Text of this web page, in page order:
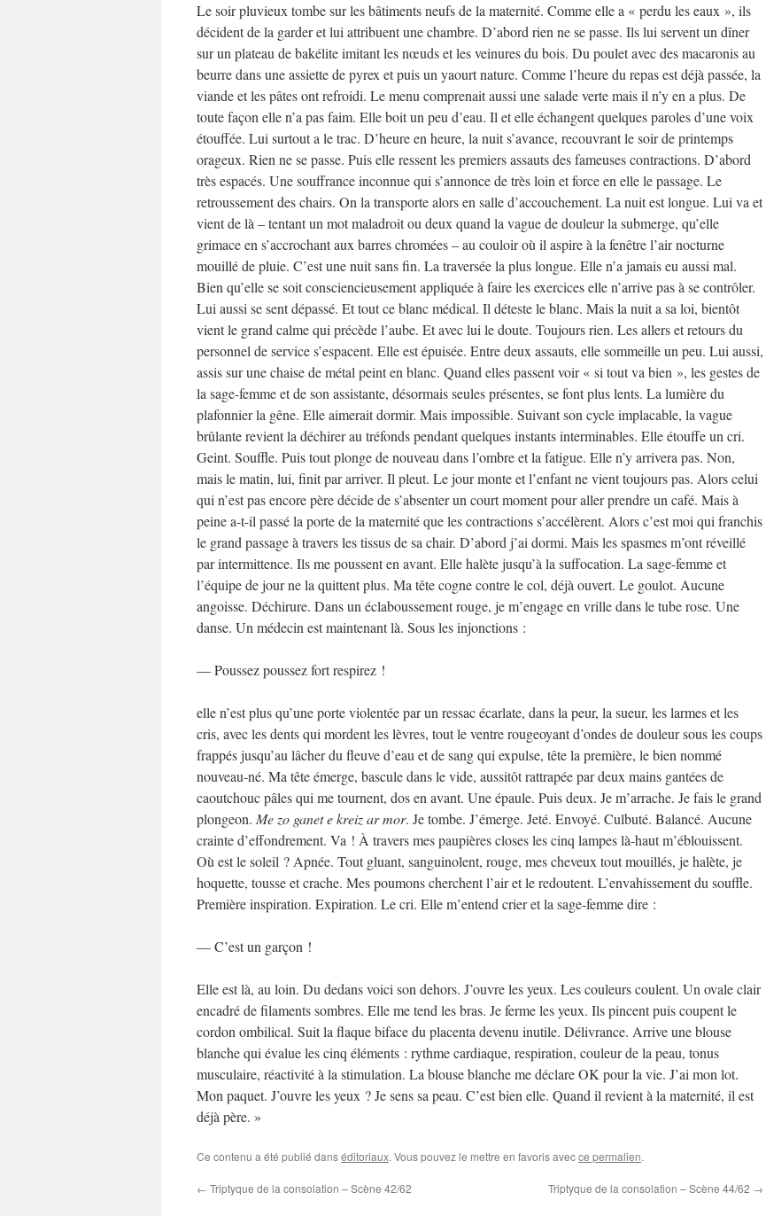
Le soir pluvieux tombe sur les bâtiments neufs de la maternité. Comme elle a « perdu les eaux », ils
décident de la garder et lui attribuent une chambre. D’abord rien ne se passe. Ils lui servent un dîner
sur un plateau de bakélite imitant les nœuds et les veinures du bois. Du poulet avec des macaronis au
beurre dans une assiette de pyrex et puis un yaourt nature. Comme l’heure du repas est déjà passée, la
viande et les pâtes ont refroidi. Le menu comprenait aussi une salade verte mais il n’y en a plus. De
toute façon elle n’a pas faim. Elle boit un peu d’eau. Il et elle échangent quelques paroles d’une voix
étouffée. Lui surtout a le trac. D’heure en heure, la nuit s’avance, recouvrant le soir de printemps
orageux. Rien ne se passe. Puis elle ressent les premiers assauts des fameuses contractions. D’abord
très espacés. Une souffrance inconnue qui s’annonce de très loin et force en elle le passage. Le
retroussement des chairs. On la transporte alors en salle d’accouchement. La nuit est longue. Lui va et
vient de là – tentant un mot maladroit ou deux quand la vague de douleur la submerge, qu’elle
grimace en s’accrochant aux barres chromées – au couloir où il aspire à la fenêtre l’air nocturne
mouillé de pluie. C’est une nuit sans fin. La traversée la plus longue. Elle n’a jamais eu aussi mal.
Bien qu’elle se soit consciencieusement appliquée à faire les exercices elle n’arrive pas à se contrôler.
Lui aussi se sent dépassé. Et tout ce blanc médical. Il déteste le blanc. Mais la nuit a sa loi, bientôt
vient le grand calme qui précède l’aube. Et avec lui le doute. Toujours rien. Les allers et retours du
personnel de service s’espacent. Elle est épuisée. Entre deux assauts, elle sommeille un peu. Lui aussi,
assis sur une chaise de métal peint en blanc. Quand elles passent voir « si tout va bien », les gestes de
la sage-femme et de son assistante, désormais seules présentes, se font plus lents. La lumière du
plafonnier la gêne. Elle aimerait dormir. Mais impossible. Suivant son cycle implacable, la vague
brûlante revient la déchirer au tréfonds pendant quelques instants interminables. Elle étouffe un cri.
Geint. Souffle. Puis tout plonge de nouveau dans l’ombre et la fatigue. Elle n’y arrivera pas. Non,
mais le matin, lui, finit par arriver. Il pleut. Le jour monte et l’enfant ne vient toujours pas. Alors celui
qui n’est pas encore père décide de s’absenter un court moment pour aller prendre un café. Mais à
peine a-t-il passé la porte de la maternité que les contractions s’accélèrent. Alors c’est moi qui franchis
le grand passage à travers les tissus de sa chair. D’abord j’ai dormi. Mais les spasmes m’ont réveillé
par intermittence. Ils me poussent en avant. Elle halète jusqu’à la suffocation. La sage-femme et
l’équipe de jour ne la quittent plus. Ma tête cogne contre le col, déjà ouvert. Le goulot. Aucune
angoisse. Déchirure. Dans un éclaboussement rouge, je m’engage en vrille dans le tube rose. Une
danse. Un médecin est maintenant là. Sous les injonctions :
— Poussez poussez fort respirez !
elle n’est plus qu’une porte violentée par un ressac écarlate, dans la peur, la sueur, les larmes et les
cris, avec les dents qui mordent les lèvres, tout le ventre rougeoyant d’ondes de douleur sous les coups
frappés jusqu’au lâcher du fleuve d’eau et de sang qui expulse, tête la première, le bien nommé
nouveau-né. Ma tête émerge, bascule dans le vide, aussitôt rattrapée par deux mains gantées de
caoutchouc pâles qui me tournent, dos en avant. Une épaule. Puis deux. Je m’arrache. Je fais le grand
plongeon. Me zo ganet e kreiz ar mor. Je tombe. J’émerge. Jeté. Envoyé. Culbuté. Balancé. Aucune
crainte d’effondrement. Va ! À travers mes paupières closes les cinq lampes là-haut m’éblouissent.
Où est le soleil ? Apnée. Tout gluant, sanguinolent, rouge, mes cheveux tout mouillés, je halète, je
hoquette, tousse et crache. Mes poumons cherchent l’air et le redoutent. L’envahissement du souffle.
Première inspiration. Expiration. Le cri. Elle m’entend crier et la sage-femme dire :
— C’est un garçon !
Elle est là, au loin. Du dedans voici son dehors. J’ouvre les yeux. Les couleurs coulent. Un ovale clair
encadré de filaments sombres. Elle me tend les bras. Je ferme les yeux. Ils pincent puis coupent le
cordon ombilical. Suit la flaque biface du placenta devenu inutile. Délivrance. Arrive une blouse
blanche qui évalue les cinq éléments : rythme cardiaque, respiration, couleur de la peau, tonus
musculaire, réactivité à la stimulation. La blouse blanche me déclare OK pour la vie. J’ai mon lot.
Mon paquet. J’ouvre les yeux ? Je sens sa peau. C’est bien elle. Quand il revient à la maternité, il est
déjà père. »
Ce contenu a été publié danséditoriaux. Vous pouvez le mettre en favoris avecce permalien.
← Triptyque de la consolation – Scène 42/62 Triptyque de la consolation – Scène 44/62 →